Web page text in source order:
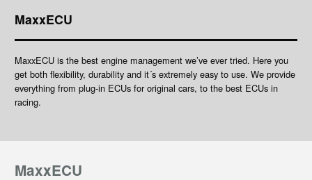
MaxxECU
MaxxECU is the best engine management we’ve ever tried. Here you
get both flexibility, durability and it´s extremely easy to use. We provide
everything from plug-in ECUs for original cars, to the best ECUs in
racing.
MaxxECU